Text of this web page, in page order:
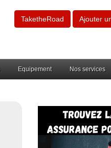
TaketheRoad Ajouter
Equipement Nos services